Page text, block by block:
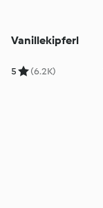
Vanillekipferl
5 (6.2K)